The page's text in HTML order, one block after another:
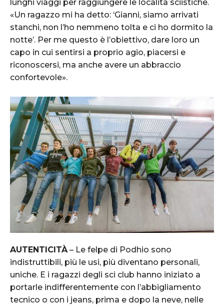
lunghi viaggi per raggiungere le località sciistiche.
«Un ragazzo mi ha detto: ‘Gianni, siamo arrivati
stanchi, non l’ho nemmeno tolta e ci ho dormito la
notte’. Per me questo è l’obiettivo, dare loro un
capo in cui sentirsi a proprio agio, piacersi e
riconoscersi, ma anche avere un abbraccio
confortevole».
AUTENTICITÀ – Le felpe di Podhio sono
indistruttibili, più le usi, più diventano personali,
uniche. E i ragazzi degli sci club hanno iniziato a
portarle indifferentemente con l’abbigliamento
tecnico o con i jeans, prima e dopo la neve, nelle